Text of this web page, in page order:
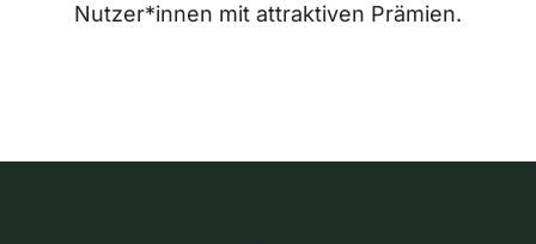
Nutzer*innen mit attraktiven Prämien.